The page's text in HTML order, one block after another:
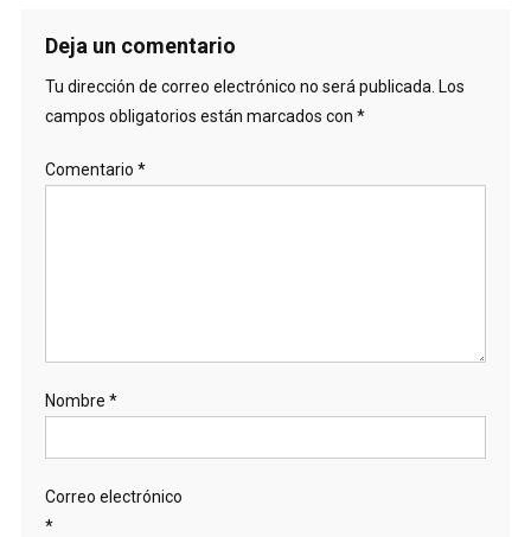
Deja un comentario
Tu dirección de correo electrónico no será publicada. Los
campos obligatorios están marcados con *
Comentario *
Nombre *
Correo electrónico
*